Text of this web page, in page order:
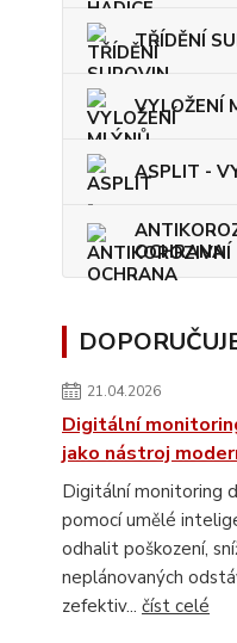
TŘÍDĚNÍ
VYLOŽENÍ
ASPLIT -
OCHRANA
21.04.2026
Digitální
jako nástroj
Digitální monitoring
pomocí umělé
odhalit poškození,
neplánovaných
zefektiv... číst celé